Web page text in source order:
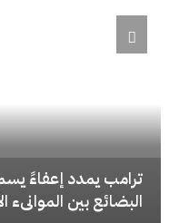
‏ترامب يمدد إعفاءً
البضائع بين الموانىء